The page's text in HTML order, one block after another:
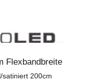
Flexbandbreite
satiniert 200cm